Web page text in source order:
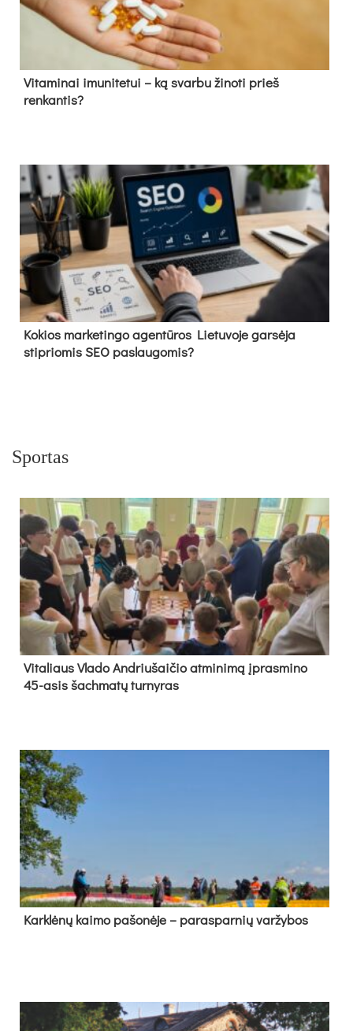
Vitaminai imunitetui – ką svarbu žinoti prieš
renkantis?
Kokios marketingo agentūros Lietuvoje garsėja
stipriomis SEO paslaugomis?
Sportas
Vi­ta­liaus Vla­do And­riu­šai­čio at­mi­ni­mą įpras­mi­no
45-asis šach­ma­tų tur­ny­ras
Kark­lė­nų kai­mo pa­šo­nė­je – pa­ras­par­nių var­žy­bos